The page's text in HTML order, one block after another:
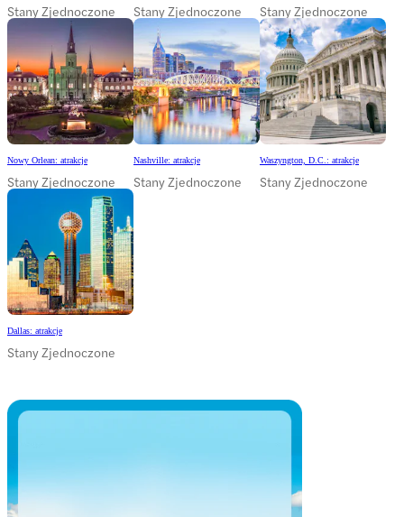
Stany Zjednoczone Stany Zjednoczone Stany Zjednoczone
Nowy Orlean: atrakcje
Stany Zjednoczone
Nashville: atrakcje
Stany Zjednoczone
Waszyngton, D.C.: atrakcje
Stany Zjednoczone
Dallas: atrakcje
Stany Zjednoczone